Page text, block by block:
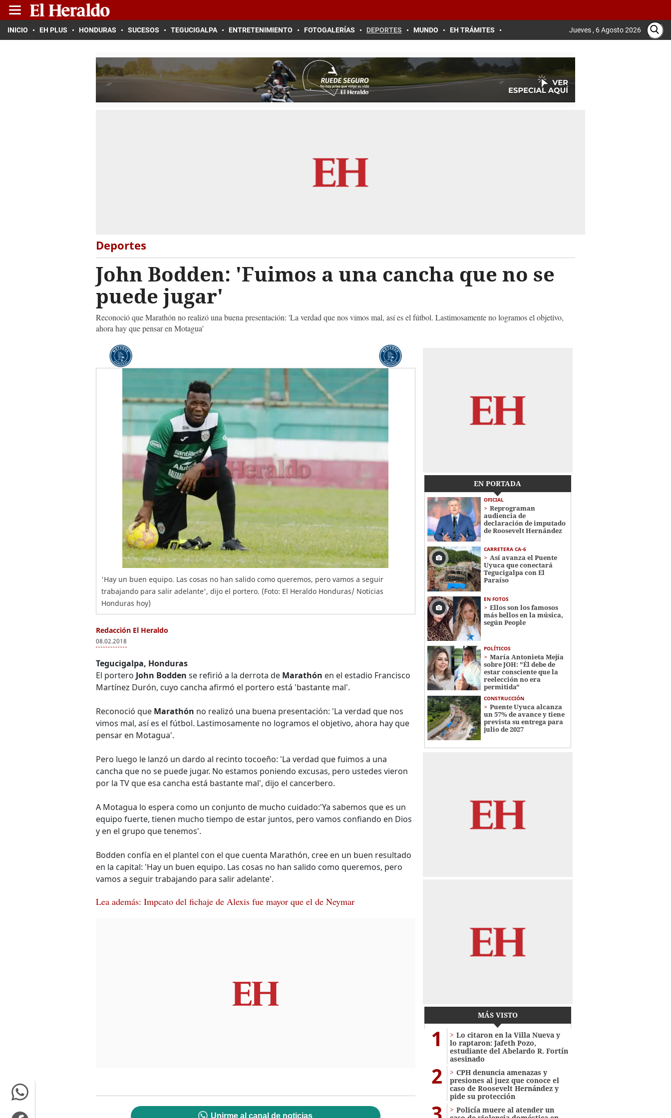
INICIO EH PLUS HONDURAS SUCESOS TEGUCIGALPA ENTRETENIMIENTO FOTOGALERÍAS DEPORTES MUNDO EH TRÁMITES Jueves , 6 Agosto 2026
Deportes
John Bodden: 'Fuimos a una cancha que no se
puede jugar'
Reconoció que Marathón no realizó una buena presentación: 'La verdad que nos vimos mal, así es el fútbol. Lastimosamente no logramos el objetivo,
ahora hay que pensar en Motagua'
'Hay un buen equipo. Las cosas no han salido como queremos, pero vamos a seguir
trabajando para salir adelante', dijo el portero. (Foto: El Heraldo Honduras/ Noticias
Honduras hoy)
Redacción El Heraldo
08.02.2018
Tegucigalpa, Honduras
El portero John Bodden se refirió a la derrota de Marathón en el estadio Francisco
Martínez Durón, cuyo cancha afirmó el portero está 'bastante mal'.
Reconoció que Marathón no realizó una buena presentación: 'La verdad que nos
vimos mal, así es el fútbol. Lastimosamente no logramos el objetivo, ahora hay que
pensar en Motagua'.
Pero luego le lanzó un dardo al recinto tocoeño: 'La verdad que fuimos a una
cancha que no se puede jugar. No estamos poniendo excusas, pero ustedes vieron
por la TV que esa cancha está bastante mal', dijo el cancerbero.
A Motagua lo espera como un conjunto de mucho cuidado:'Ya sabemos que es un
equipo fuerte, tienen mucho tiempo de estar juntos, pero vamos confiando en Dios
y en el grupo que tenemos'.
Bodden confía en el plantel con el que cuenta Marathón, cree en un buen resultado
en la capital: 'Hay un buen equipo. Las cosas no han salido como queremos, pero
vamos a seguir trabajando para salir adelante'.
Lea además: Impcato del fichaje de Alexis fue mayor que el de Neymar
Unirme al canal de noticias
EN PORTADA
OFICIAL
Reprograman
audiencia de
declaración de imputado
de Roosevelt Hernández
CARRETERA CA-6
Así avanza el Puente
Uyuca que conectará
Tegucigalpa con El
Paraíso
EN FOTOS
Ellos son los famosos
más bellos en la música,
según People
POLÍTICOS
María Antonieta Mejía
sobre JOH: "Él debe de
estar consciente que la
reelección no era
permitida"
CONSTRUCCIÓN
Puente Uyuca alcanza
un 57% de avance y tiene
prevista su entrega para
julio de 2027
MÁS VISTO
1
Lo citaron en la Villa Nueva y
lo raptaron: Jafeth Pozo,
estudiante del Abelardo R. Fortín
asesinado
2
CPH denuncia amenazas y
presiones al juez que conoce el
caso de Roosevelt Hernández y
pide su protección
Policía muere al atender un